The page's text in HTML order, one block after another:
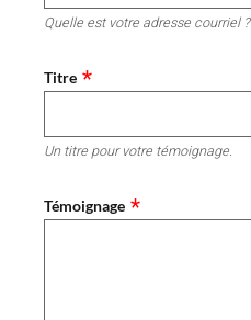
Quelle est votre adresse courriel ?
Titre
Un titre pour votre témoignage.
Témoignage